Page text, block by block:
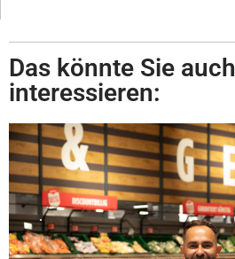
Das könnte Sie auch
interessieren: